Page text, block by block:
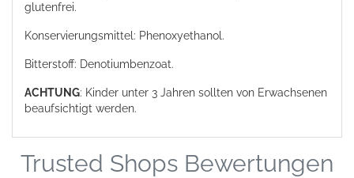
glutenfrei.
Konservierungsmittel: Phenoxyethanol.
Bitterstoff: Denotiumbenzoat.
ACHTUNG: Kinder unter 3 Jahren sollten von Erwachsenen
beaufsichtigt werden.
Trusted Shops Bewertungen